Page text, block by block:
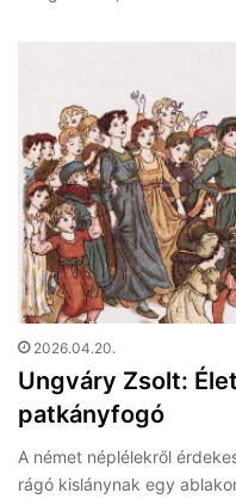
2026.04.20.
Ungváry Zsolt:
patkányfogó
A német néplélekről
rágó kislánynak egy